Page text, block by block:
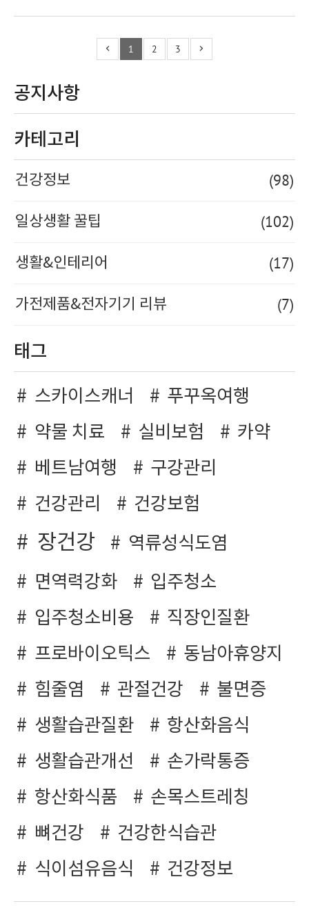
1 2 3
공지사항
카테고리
건강정보 (98)
일상생활 꿀팁 (102)
생활&인테리어 (17)
가전제품&전자기기 리뷰 (7)
태그
스카이스캐너
푸꾸옥여행
약물 치료
실비보험
카약
베트남여행
구강관리
건강관리
건강보험
장건강
역류성식도염
면역력강화
입주청소
입주청소비용
직장인질환
프로바이오틱스
동남아휴양지
힘줄염
관절건강
불면증
생활습관질환
항산화음식
생활습관개선
손가락통증
항산화식품
손목스트레칭
뼈건강
건강한식습관
식이섬유음식
건강정보